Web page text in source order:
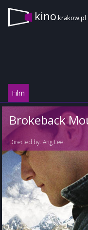
kino.krakow.pl
Film
Brokeback
Directed by: Ang Lee